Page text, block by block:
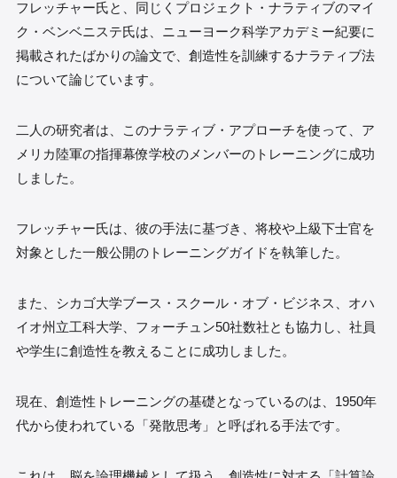
フレッチャー氏と、同じくプロジェクト・ナラティブのマイ
ク・ベンベニステ氏は、ニューヨーク科学アカデミー紀要に
掲載されたばかりの論文で、創造性を訓練するナラティブ法
について論じています。
二人の研究者は、このナラティブ・アプローチを使って、ア
メリカ陸軍の指揮幕僚学校のメンバーのトレーニングに成功
しました。
フレッチャー氏は、彼の手法に基づき、将校や上級下士官を
対象とした一般公開のトレーニングガイドを執筆した。
また、シカゴ大学ブース・スクール・オブ・ビジネス、オハ
イオ州立工科大学、フォーチュン50社数社とも協力し、社員
や学生に創造性を教えることに成功しました。
現在、創造性トレーニングの基礎となっているのは、1950年
代から使われている「発散思考」と呼ばれる手法です。